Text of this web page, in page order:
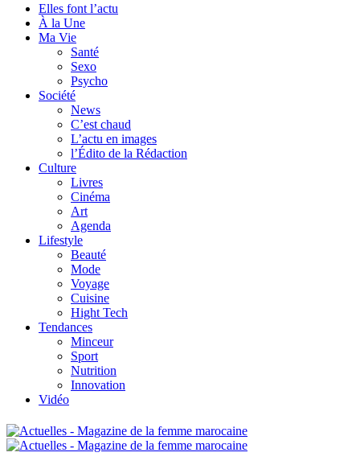
Elles font l’actu
À la Une
Ma Vie
Santé
Sexo
Psycho
Société
News
C’est chaud
L’actu en images
l’Édito de la Rédaction
Culture
Livres
Cinéma
Art
Agenda
Lifestyle
Beauté
Mode
Voyage
Cuisine
Hight Tech
Tendances
Minceur
Sport
Nutrition
Innovation
Vidéo